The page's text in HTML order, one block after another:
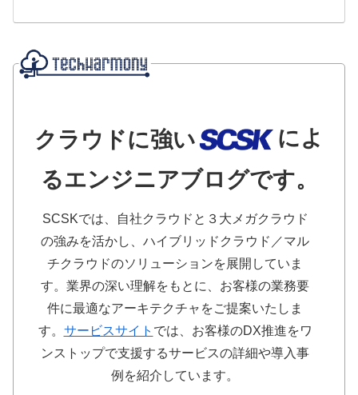
クラウドに強い
によ
るエンジニアブログです。
SCSKでは、自社クラウドと３大メガクラウド
の強みを活かし、ハイブリッドクラウド／マル
チクラウドのソリューションを展開していま
す。業界の深い理解をもとに、お客様の業務要
件に最適なアーキテクチャをご提案いたしま
す。 サービスサイト では、お客様のDX推進をワ
ンストップで支援するサービスの詳細や導入事
例を紹介しています。